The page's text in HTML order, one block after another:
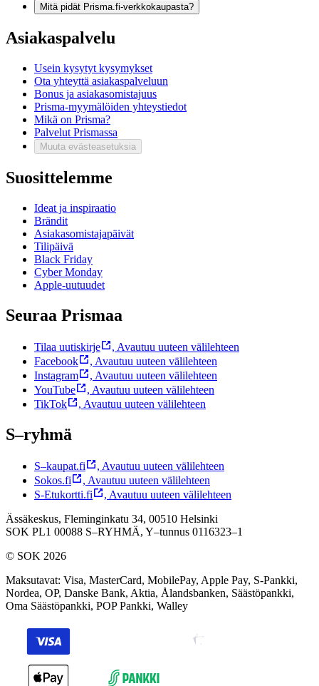
Mitä pidät Prisma.fi-verkkokaupasta?
Asiakaspalvelu
Usein kysytyt kysymykset
Ota yhteyttä asiakaspalveluun
Bonus ja asiakasomistajuus
Prisma-myymälöiden yhteystiedot
Mikä on Prisma?
Palvelut Prismassa
Muuta evästeasetuksia
Suosittelemme
Ideat ja inspiraatio
Brändit
Asiakasomistajapäivät
Tilipäivä
Black Friday
Cyber Monday
Apple-uutuudet
Seuraa Prismaa
Tilaa uutiskirje , Avautuu uuteen välilehteen
Facebook
, Avautuu uuteen välilehteen
Instagram
, Avautuu uuteen välilehteen
YouTube
, Avautuu uuteen välilehteen
TikTok
, Avautuu uuteen välilehteen
S–ryhmä
S–kaupat.fi , Avautuu uuteen välilehteen
Sokos.fi
, Avautuu uuteen välilehteen
S-Etukortti.fi
, Avautuu uuteen välilehteen
Ässäkeskus, Fleminginkatu 34, 00510 Helsinki
SOK PL1 00088 S–RYHMÄ, Y–tunnus 0116323–1
© SOK 2026
Maksutavat: Visa, MasterCard, MobilePay, Apple Pay, S-Pankki,
Nordea, OP, Danske Bank, Aktia, Ålandsbanken, Säästöpankki,
Oma Säästöpankki, POP Pankki, Walley